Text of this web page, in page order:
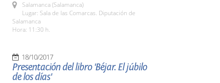
Salamanca (Salamanca)
Lugar: Sala de las Comarcas. Diputación de
Salamanca
Hora: 11:30 h.
18/10/2017
Presentación del libro 'Béjar. El júbilo
de los días'